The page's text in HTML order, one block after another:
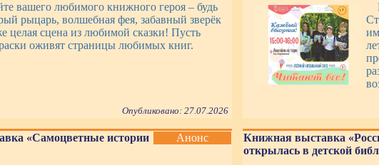
вашего любимого книжного героя – будь
рыцарь, волшебная фея, забавный зверёк
целая сцена из любимой сказки! Пусть
оживят страницы любимых книг.
Опубликовано: 27.07.2026
«Самоцветные истории
Анонс
Книжная выставка
открылась в детской